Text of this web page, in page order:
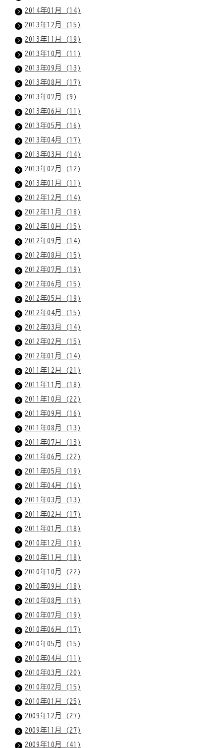
2014年01月 (14)
2013年12月 (15)
2013年11月 (19)
2013年10月 (11)
2013年09月 (13)
2013年08月 (17)
2013年07月 (9)
2013年06月 (11)
2013年05月 (16)
2013年04月 (17)
2013年03月 (14)
2013年02月 (12)
2013年01月 (11)
2012年12月 (14)
2012年11月 (18)
2012年10月 (15)
2012年09月 (14)
2012年08月 (15)
2012年07月 (19)
2012年06月 (15)
2012年05月 (19)
2012年04月 (15)
2012年03月 (14)
2012年02月 (15)
2012年01月 (14)
2011年12月 (21)
2011年11月 (18)
2011年10月 (22)
2011年09月 (16)
2011年08月 (13)
2011年07月 (13)
2011年06月 (22)
2011年05月 (19)
2011年04月 (16)
2011年03月 (13)
2011年02月 (17)
2011年01月 (18)
2010年12月 (18)
2010年11月 (18)
2010年10月 (22)
2010年09月 (18)
2010年08月 (19)
2010年07月 (19)
2010年06月 (17)
2010年05月 (15)
2010年04月 (11)
2010年03月 (20)
2010年02月 (15)
2010年01月 (25)
2009年12月 (27)
2009年11月 (27)
2009年10月 (41)